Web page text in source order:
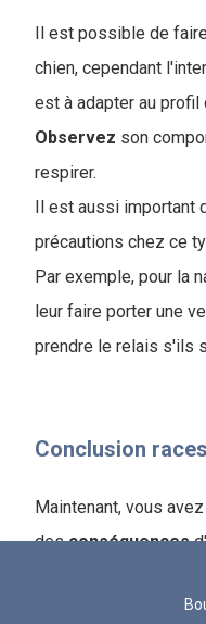
Il est possible de
chien, cependant
est à adapter au profil
Observez son
respirer.
Il est aussi important
précautions chez ce
Par exemple, pour la
leur faire porter une
prendre le relais s'ils
Conclusion
Maintenant, vous
desconséquences
Vous savez
de soulager son